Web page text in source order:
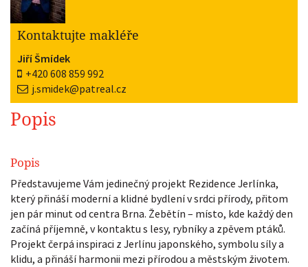
Kontaktujte makléře
Jiří Šmídek
+420 608 859 992
j.smidek@patreal.cz
Popis
Popis
Představujeme Vám jedinečný projekt Rezidence Jerlínka,
který přináší moderní a klidné bydlení v srdci přírody, přitom
jen pár minut od centra Brna. Žebětín – místo, kde každý den
začíná příjemně, v kontaktu s lesy, rybníky a zpěvem ptáků.
Projekt čerpá inspiraci z Jerlínu japonského, symbolu síly a
klidu, a přináší harmonii mezi přírodou a městským životem.